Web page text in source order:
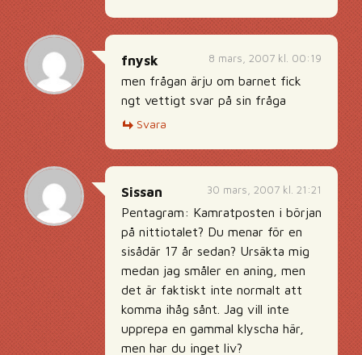
8 mars, 2007 kl. 00:19
fnysk
men frågan ärju om barnet fick
ngt vettigt svar på sin fråga
Svara
30 mars, 2007 kl. 21:21
Sissan
Pentagram: Kamratposten i början
på nittiotalet? Du menar för en
sisådär 17 år sedan? Ursäkta mig
medan jag småler en aning, men
det är faktiskt inte normalt att
komma ihåg sånt. Jag vill inte
upprepa en gammal klyscha här,
men har du inget liv?